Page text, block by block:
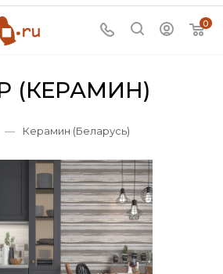
0
(КЕРАМИН)
— Керамин (Беларусь)